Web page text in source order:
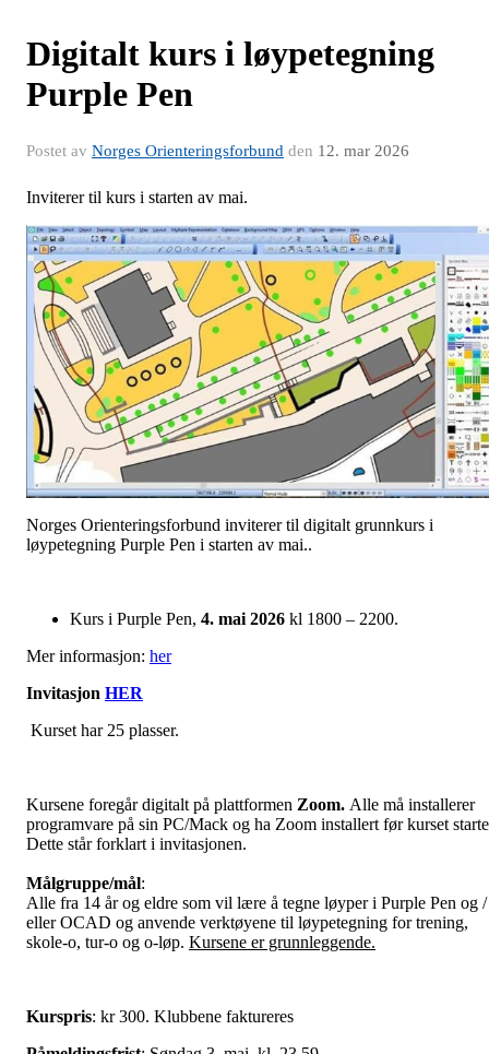
Digitalt kurs i løypetegning
Purple Pen
Postet av Norges Orienteringsforbund den 12. mar 2026
Inviterer til kurs i starten av mai.
Norges Orienteringsforbund inviterer til digitalt grunnkurs i
løypetegning Purple Pen i starten av mai..
Kurs i Purple Pen, 4. mai 2026 kl 1800 – 2200.
Mer informasjon: her
Invitasjon HER
Kurset har 25 plasser.
Kursene foregår digitalt på plattformen Zoom. Alle må installerer
programvare på sin PC/Mack og ha Zoom installert før kurset
Dette står forklart i invitasjonen.
Målgruppe/mål:
Alle fra 14 år og eldre som vil lære å tegne løyper i Purple Pen og /
eller OCAD og anvende verktøyene til løypetegning for trening,
skole-o, tur-o og o-løp. Kursene er grunnleggende.
Kurspris: kr 300. Klubbene faktureres